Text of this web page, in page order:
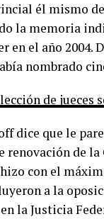
él mismo
la memoria
en el año
nombrado
de jueces
dice que le
de la
con el
a la
la Justicia